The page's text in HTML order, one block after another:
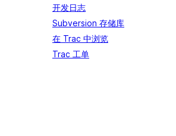
开发日志
Subversion 存储库
在 Trac 中浏览
Trac 工单